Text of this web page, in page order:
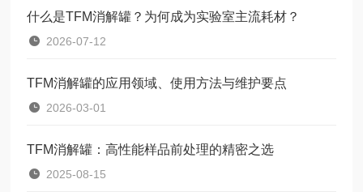
什么是TFM消解罐？为何成为实验室主流耗材？
2026-07-12
TFM消解罐的应用领域、使用方法与维护要点
2026-03-01
TFM消解罐：高性能样品前处理的精密之选
2025-08-15